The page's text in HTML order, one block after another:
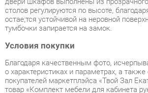
Условия покупки
Благодаря качественным фото,
покупателей маркетплэйса «Твой Зал
POINTEX Harvard 02 Орех английский»
комплекты производства Pointex с
Екатеринбурга по цене со скидкой и
производителя не составит труда.